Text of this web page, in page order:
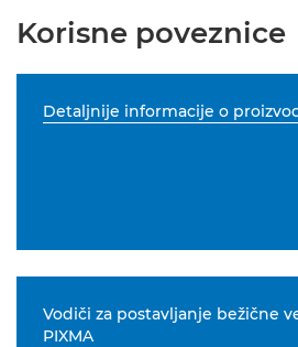
Korisne poveznice
Detaljnije informacije o
Vodiči za postavljanje bežične
PIXMA